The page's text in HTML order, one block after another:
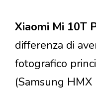
Xiaomi Mi 10T
differenza di
fotografico
(Samsung